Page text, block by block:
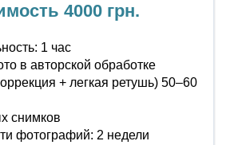
4000 грн.
1 час
в авторской обработке
+ легкая ретушь) 50–60
снимков
фотографий: 2 недели